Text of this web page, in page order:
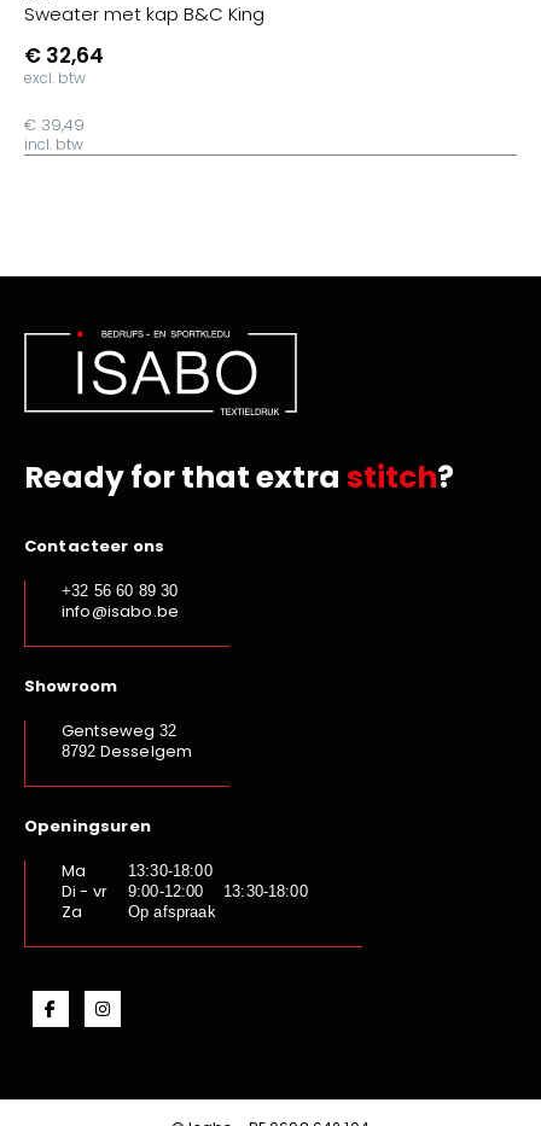
Sweater met kap B&C King
€ 32,64
excl. btw
€ 39,49
incl. btw
Ready for that extra stitch?
Contacteer ons
+32 56 60 89 30
info@isabo.be
Showroom
Gentseweg 32
8792 Desselgem
Openingsuren
Ma
13:30-18:00
Di - vr 9:00-12:00 13:30-18:00
Za Op afspraak